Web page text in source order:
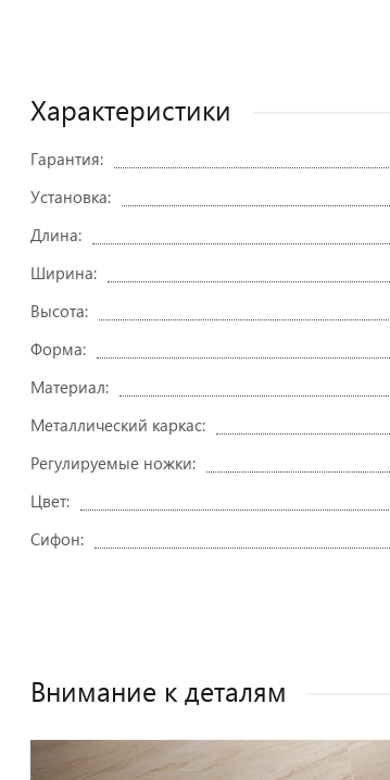
Характеристики
Гарантия:
Установка:
Длина:
Ширина:
Высота:
Форма:
Материал:
Металлический каркас:
Регулируемые ножки:
Цвет:
Сифон:
Внимание к деталям